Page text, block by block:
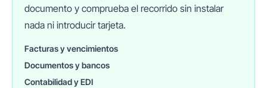
documento y comprueba el recorrido sin instalar
nada ni introducir tarjeta.
Facturas y vencimientos
Documentos y bancos
Contabilidad y EDI
FINANEDI
Hablemos ahora